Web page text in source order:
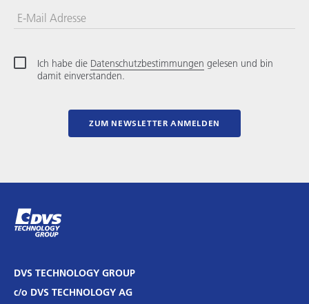
E-Mail Adresse
Ich habe die Datenschutzbestimmungen gelesen und bin
damit einverstanden.
ZUM NEWSLETTER ANMELDEN
DVS TECHNOLOGY GROUP
c/o DVS TECHNOLOGY AG